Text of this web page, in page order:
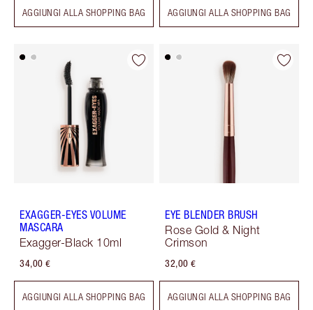
AGGIUNGI ALLA SHOPPING BAG AGGIUNGI ALLA SHOPPING BAG
EXAGGER-EYES VOLUME
MASCARA
Exagger-Black 10ml
34,00 €
AGGIUNGI ALLA SHOPPING BAG
EYE BLENDER BRUSH
Rose Gold & Night
Crimson
32,00 €
AGGIUNGI ALLA SHOPPING BAG